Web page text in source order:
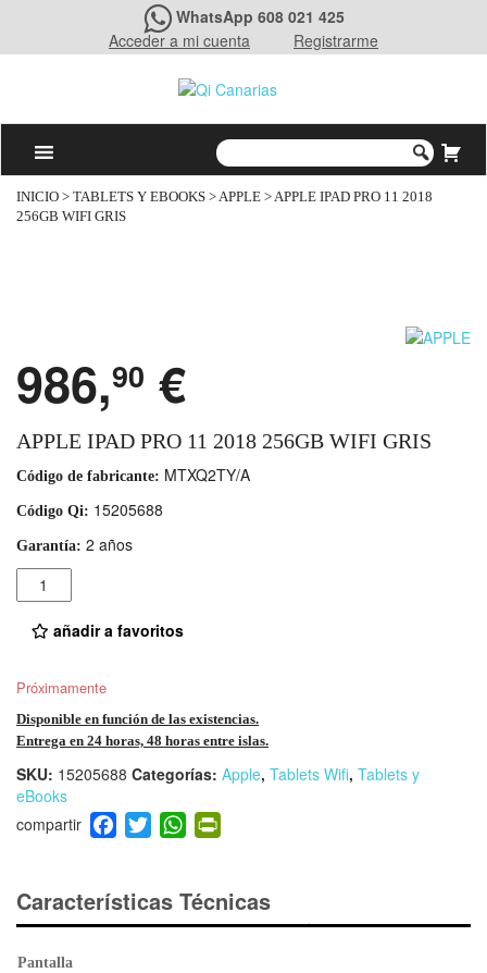
WhatsApp 608 021 425
Acceder a mi cuenta
Registrarme
INICIO > TABLETS Y EBOOKS >APPLE > APPLE IPAD PRO 11 2018
256GB WIFI GRIS
986,90 €
APPLE IPAD PRO 11 2018 256GB WIFI GRIS
Código de fabricante: MTXQ2TY/A
Código Qi: 15205688
Garantía: 2 años
Cantidad
añadir a favoritos
Próximamente
Disponible en función de las existencias.
Entrega en 24 horas, 48 horas entre islas.
SKU: 15205688 Categorías: Apple, Tablets Wifi, Tablets y
eBooks
F
a
e
b
T
wi
er
W
h
s
A
ri
e
Características Técnicas
Pantalla